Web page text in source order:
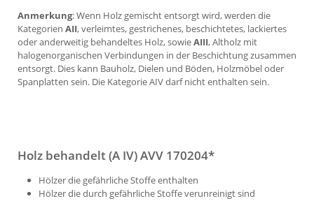
Anmerkung: Wenn Holz gemischt entsorgt wird, werden die
Kategorien AII, verleimtes, gestrichenes, beschichtetes, lackiertes
oder anderweitig behandeltes Holz, sowieAIII, Altholz mit
halogenorganischen Verbindungen in der Beschichtung zusammen
entsorgt. Dies kann Bauholz, Dielen und Böden, Holzmöbel oder
Spanplatten sein. Die Kategorie AIV darf nicht enthalten sein.
Holz behandelt (A IV) AVV 170204*
Hölzer die gefährliche Stoffe enthalten
Hölzer die durch gefährliche Stoffe verunreinigt sind